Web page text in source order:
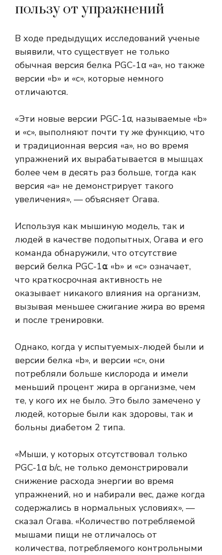
пользу от упражнений
В ходе предыдущих исследований ученые
выявили, что существует не только
обычная версия белка PGC-1α «a», но также
версии «b» и «c», которые немного
отличаются.
«Эти новые версии PGC-1α, называемые «b»
и «c», выполняют почти ту же функцию, что
и традиционная версия «a», но во время
упражнений их вырабатывается в мышцах
более чем в десять раз больше, тогда как
версия «a» не демонстрирует такого
увеличения», — объясняет Огава.
Используя как мышиную модель, так и
людей в качестве подопытных, Огава и его
команда обнаружили, что отсутствие
версий белка PGC-1⍺ «b» и «c» означает,
что краткосрочная активность не
оказывает никакого влияния на организм,
вызывая меньшее сжигание жира во время
и после тренировки.
Однако, когда у испытуемых-людей были и
версии белка «b», и версии «c», они
потребляли больше кислорода и имели
меньший процент жира в организме, чем
те, у кого их не было. Это было замечено у
людей, которые были как здоровы, так и
больны диабетом 2 типа.
«Мыши, у которых отсутствовал только
PGC-1α b/c, не только демонстрировали
снижение расхода энергии во время
упражнений, но и набирали вес, даже когда
содержались в нормальных условиях», —
сказал Огава. «Количество потребляемой
мышами пищи не отличалось от
количества, потребляемого контрольными